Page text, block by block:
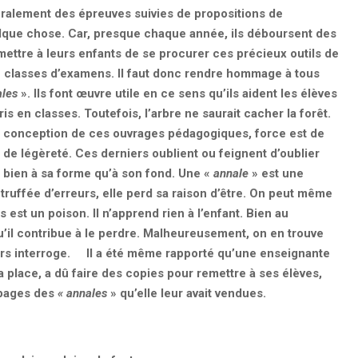
des épreuves suivies de propositions de
chose. Car, presque chaque année, ils déboursent des
à leurs enfants de se procurer ces précieux outils de
d’examens. Il faut donc rendre hommage à tous
». Ils font œuvre utile en ce sens qu’ils aident les élèves
en classes. Toutefois, l’arbre ne saurait cacher la forêt.
conception de ces ouvrages pédagogiques, force est de
légèreté. Ces derniers oublient ou feignent d’oublier
à sa forme qu’à son fond. Une « annale » est une
d’erreurs, elle perd sa raison d’être. On peut même
un poison. Il n’apprend rien à l’enfant. Bien au
contribue à le perdre. Malheureusement, on en trouve
interroge. Il a été même rapporté qu’une enseignante
a dû faire des copies pour remettre à ses élèves,
des « annales » qu’elle leur avait vendues.